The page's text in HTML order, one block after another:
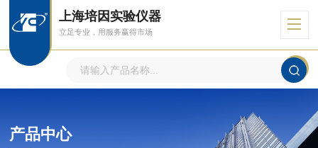
上海培因实验仪器
立足专业，用服务赢得市场
产品中心